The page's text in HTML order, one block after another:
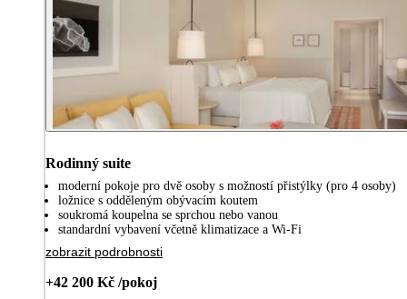
Rodinný suite
moderní pokoje pro dvě osoby s možností přistýlky (pro 4 osoby)
ložnice s odděleným obývacím koutem
soukromá koupelna se sprchou nebo vanou
standardní vybavení včetně klimatizace a Wi-Fi
zobrazit podrobnosti
+42 200 Kč /pokoj